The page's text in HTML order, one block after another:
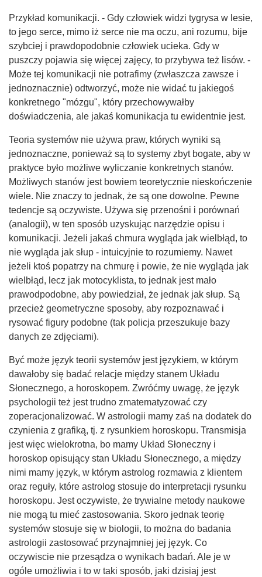
Przykład komunikacji. - Gdy człowiek widzi tygrysa w lesie,
to jego serce, mimo iż serce nie ma oczu, ani rozumu, bije
szybciej i prawdopodobnie człowiek ucieka. Gdy w
puszczy pojawia się więcej zajęcy, to przybywa też lisów. -
Może tej komunikacji nie potrafimy (zwłaszcza zawsze i
jednoznacznie) odtworzyć, może nie widać tu jakiegoś
konkretnego "mózgu", który przechowywałby
doświadczenia, ale jakaś komunikacja tu ewidentnie jest.
Teoria systemów nie używa praw, których wyniki są
jednoznaczne, ponieważ są to systemy zbyt bogate, aby w
praktyce było możliwe wyliczanie konkretnych stanów.
Możliwych stanów jest bowiem teoretycznie nieskończenie
wiele. Nie znaczy to jednak, że są one dowolne. Pewne
tedencje są oczywiste. Używa się przenośni i porównań
(analogii), w ten sposób uzyskując narzędzie opisu i
komunikacji. Jeżeli jakaś chmura wygląda jak wielbłąd, to
nie wygląda jak słup - intuicyjnie to rozumiemy. Nawet
jeżeli ktoś popatrzy na chmurę i powie, że nie wygląda jak
wielbłąd, lecz jak motocyklista, to jednak jest mało
prawodpodobne, aby powiedział, że jednak jak słup. Są
przecież geometryczne sposoby, aby rozpoznawać i
rysować figury podobne (tak policja przeszukuje bazy
danych ze zdjęciami).
Być może język teorii systemów jest językiem, w którym
dawałoby się badać relacje między stanem Układu
Słonecznego, a horoskopem. Zwróćmy uwagę, że język
psychologii też jest trudno zmatematyzować czy
zoperacjonalizować. W astrologii mamy zaś na dodatek do
czynienia z grafiką, tj. z rysunkiem horoskopu. Transmisja
jest więc wielokrotna, bo mamy Układ Słoneczny i
horoskop opisujący stan Układu Słonecznego, a między
nimi mamy język, w którym astrolog rozmawia z klientem
oraz reguły, które astrolog stosuje do interpretacji rysunku
horoskopu. Jest oczywiste, że trywialne metody naukowe
nie mogą tu mieć zastosowania. Skoro jednak teorię
systemów stosuje się w biologii, to można do badania
astrologii zastosować przynajmniej jej język. Co
oczywiscie nie przesądza o wynikach badań. Ale je w
ogóle umożliwia i to w taki sposób, jaki dzisiaj jest